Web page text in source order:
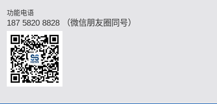
功能电语
187 5820 8828 （微信朋友圈同号）